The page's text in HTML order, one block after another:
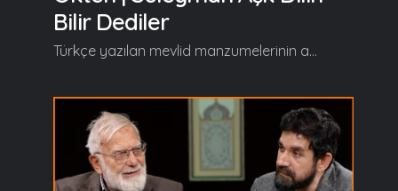
Bilir Dediler
Türkçe yazılan mevlid manzumelerinin arasında özel bir yere sahip olan, Süleyman Çelebi’nin aşkla kaleme aldığı Vesîlet’ün Necât (Mevlid-i Şerif) eserini Prof. Dr. Sadeddin Ökten’le birlikte "Süleyman Aşk Dilin Bilir Dediler" programında hem okuyup hem de şerh ediyoruz… Süleyman Aşk Dilin Bilir Dediler'in yeni bölümünde başlıca şunlar konuşuldu; Serdar Tuncer: Efendim merhabalar. Süleyman aşk dilin bilir dediler... Hoş geldiniz, safalar getirdiniz. Süleyman aşk dilin bilir dediler de herhalde bilmekten bilmeye de fark var... Sadeddin Ökten: Aaa tabi. Şimdi siz öyle söyleyince hemen eski tabirle tedailer, yeni tabirle çağrışımlar birbiri ardına zuhur etti. Hz. Yunus'un bir güftesi var, bir nutk-u şerifi var ona Zekai Dede'nin Suzidil bir ilahisi var; Alimsin alim. Bütün bilmenin sırrı o alim isminde yatar. "Alimsin alim Doğrudur yolum Ağzımda dilim Hû demek ister" Yunus öz söylüyor. Şairler diyorlar ki, Yahya Kemal Bey hususen; 'Şiir darası alınmış sözdür' diyor. Bunun tipik örneği de Hz. Yunus'dur bizde. Uzun söz yok. Alimsin alim... Peki ne demek? Şerh ediyor. Doğrudur yolum; Sırat-ı müstakim. Demek ki bildiğiniz zaman Sırat-ı müstakim üzre olmak mecburiyetindesiniz. Nasıl oluyor peki? Ağzımda dilim... Peki sırat-ı müstakim nasıl oluyor? Ağzımda dilim, Hû demek ister... Bitti, bu kadar. Bizim medeniyetimizin özü bu... Devamı videoda... Gelin, Beraber Yürüyelim...